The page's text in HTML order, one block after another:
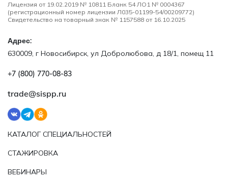
Лицензия от 19.02.2019 № 10811 Бланк 54 ЛО1 № 0004367
(регистрационный номер лицензии Л035-01199-54/00209772)
Свидетельство на товарный знак № 1157588 от 16.10.2025
Адрес:
630009, г Новосибирск, ул Добролюбова, д 18/1, помещ 11
+7 (800) 770‑08‑83
trade@sispp.ru
КАТАЛОГ СПЕЦИАЛЬНОСТЕЙ
СТАЖИРОВКА
ВЕБИНАРЫ